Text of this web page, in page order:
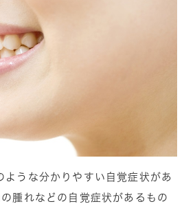
ような分かりやすい自覚症状があ
腫れなどの自覚症状があるもの